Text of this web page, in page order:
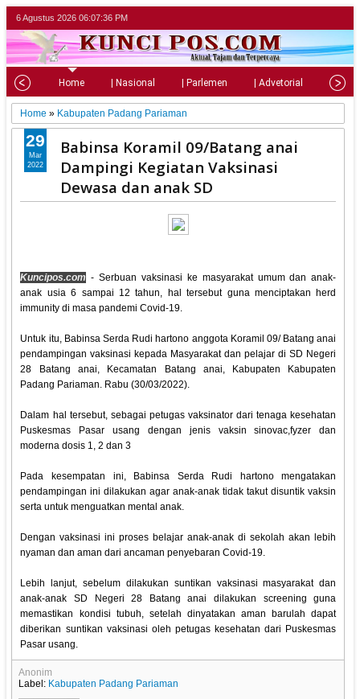
6 Agustus 2026 06:07:37 PM
Home | Nasional | Parlemen | Advetorial |
Home » Kabupaten Padang Pariaman
Babinsa Koramil 09/Batang anai
Dampingi Kegiatan Vaksinasi
Dewasa dan anak SD
Kuncipos.com - Serbuan vaksinasi ke masyarakat umum dan anak-
anak usia 6 sampai 12 tahun, hal tersebut guna menciptakan herd
immunity di masa pandemi Covid-19.
Untuk itu, Babinsa Serda Rudi hartono anggota Koramil 09/ Batang anai
pendampingan vaksinasi kepada Masyarakat dan pelajar di SD Negeri
28 Batang anai, Kecamatan Batang anai, Kabupaten Kabupaten
Padang Pariaman. Rabu (30/03/2022).
Dalam hal tersebut, sebagai petugas vaksinator dari tenaga kesehatan
Puskesmas Pasar usang dengan jenis vaksin sinovac,fyzer dan
moderna dosis 1, 2 dan 3
Pada kesempatan ini, Babinsa Serda Rudi hartono mengatakan
pendampingan ini dilakukan agar anak-anak tidak takut disuntik vaksin
serta untuk menguatkan mental anak.
Dengan vaksinasi ini proses belajar anak-anak di sekolah akan lebih
nyaman dan aman dari ancaman penyebaran Covid-19.
Lebih lanjut, sebelum dilakukan suntikan vaksinasi masyarakat dan
anak-anak SD Negeri 28 Batang anai dilakukan screening guna
memastikan kondisi tubuh, setelah dinyatakan aman barulah dapat
diberikan suntikan vaksinasi oleh petugas kesehatan dari Puskesmas
Pasar usang.
29
Mar
2022
Anonim
Label: Kabupaten Padang Pariaman